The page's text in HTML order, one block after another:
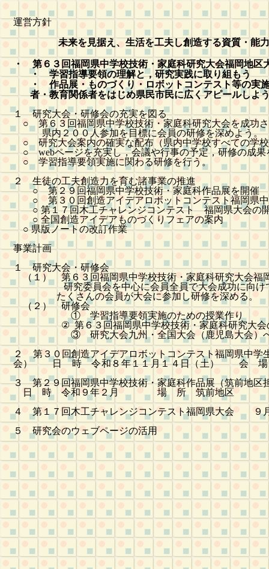
運営方針
未来を見据え、生活を工夫し創造する資質・能
・ 第６３回福岡県中学校技術・家庭科研究大会福岡地区
・ 学習指導要領の理解と，研究実践に取り組もう
・ 作品展・ものづくり・ロボットコンテスト等の実
者・教育関係者をはじめ県民市民に広くアピールしよ
１ 研究大会・研修会の充実を図る
○ 第６３回福岡県中学校技術・家庭科研究大会を成功
県内２００人参加を目標に会員の研修を深めよう。
○ 研究大会案内の確実な配布（県内中学校すべての学
○webページを充実し，会議や行事の予定，研修の成果
○ 学習指導要領実施に関わる研修を行う。
２ 生徒の工夫創造力を育む諸事業の推進
○第２９回福岡県中学校技術・家庭科作品展を開催
○ 第３０回創造アイデアロボットコンテスト福岡県
○ 第１７回木工チャレンジコンテスト 福岡県大会の
○ 全国創造アイデアものづくりフェアの案内
○ 県版ノートの改訂作業
事業計画
１ 研究大会・研修会
（１） 第６３回福岡県中学校技術・家庭科研究大会福
研究委員会を中心に会員全員で大会成功に向
たくさんの会員が大会に参加し研修を深める。
（２） 研修会
① 学習指導要領実施のための授業作り
② 第６３回福岡県中学校技術・家庭科研究大
③ 研究大会九州・全国大会（鹿児島大会）
２第３０ 回創造アイデアロボットコンテスト福岡県中学
会）日 時 令和８年１１月１４日（土）会 場
３ 第２９回福岡県中学校技術・家庭科作品展（筑前地区
日 時
令和９年２月 場 所
筑前地区
４ 第１７回木工チャレンジコンテスト福岡県大会
５研究会のウェブページの活用